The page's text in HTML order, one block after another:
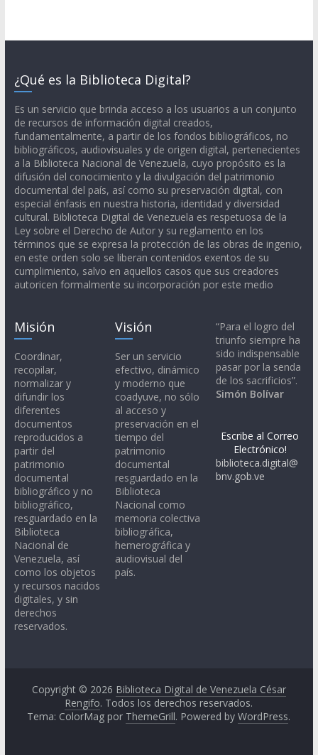
¿Qué es la Biblioteca Digital?
Es un servicio que brinda acceso a los usuarios a un conjunto
de recursos de información digital creados,
fundamentalmente, a partir de los fondos bibliográficos, no
bibliográficos, audiovisuales y de origen digital, pertenecientes
a la Biblioteca Nacional de Venezuela, cuyo propósito es la
difusión del conocimiento y la divulgación del patrimonio
documental del país, así como su preservación digital, con
especial énfasis en nuestra historia, identidad y diversidad
cultural. Biblioteca Digital de Venezuela es respetuosa de la
Ley sobre el Derecho de Autor y su reglamento en los
términos que se expresa la protección de las obras de ingenio,
en este orden solo se liberan contenidos exentos de su
cumplimiento, salvo en aquellos casos que sus creadores
autoricen formalmente su incorporación por este medio
Misión
Coordinar,
recopilar,
normalizar y
difundir los
diferentes
documentos
reproducidos a
partir del
patrimonio
documental
bibliográfico y no
bibliográfico,
resguardado en la
Biblioteca
Nacional de
Venezuela, así
como los objetos
y recursos nacidos
digitales, y sin
derechos
reservados.
Visión
Ser un servicio
efectivo, dinámico
y moderno que
coadyuve, no sólo
al acceso y
preservación en el
tiempo del
patrimonio
documental
resguardado en la
Biblioteca
Nacional como
memoria colectiva
bibliográfica,
hemerográfica y
audiovisual del
país.
“Para el logro del
triunfo siempre ha
sido indispensable
pasar por la senda
de los sacrificios”.
Simón Bolívar
Escribe al Correo
Electrónico!
biblioteca.digital@
bnv.gob.ve
Copyright © 2026 Biblioteca Digital de Venezuela César
Rengifo. Todos los derechos reservados.
Tema: ColorMag por ThemeGrill. Powered byWordPress.